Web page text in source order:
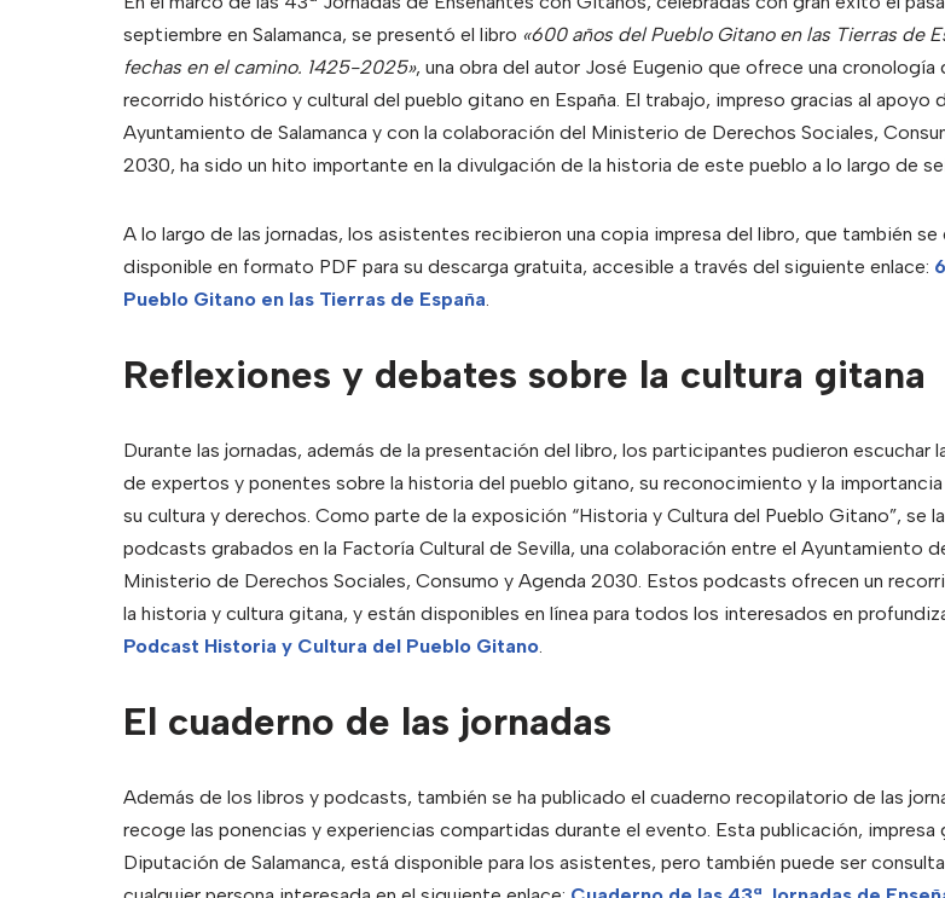
septiembre en Salamanca, se presentó el libro «600 años del Pueblo Gitano en las Tierras de
fechas en el camino. 1425-2025», una obra del autor José Eugenio que ofrece una cronología
recorrido histórico y cultural del pueblo gitano en España. El trabajo, impreso gracias al apoyo
Ayuntamiento de Salamanca y con la colaboración del Ministerio de Derechos Sociales,
2030, ha sido un hito importante en la divulgación de la historia de este pueblo a lo largo de
A lo largo de las jornadas, los asistentes recibieron una copia impresa del libro, que también se
disponible en formato PDF para su descarga gratuita, accesible a través del siguiente enlace:
Pueblo Gitano en las Tierras de España.
Reflexiones y debates sobre la cultura gitana
Durante las jornadas, además de la presentación del libro, los participantes pudieron escuchar
de expertos y ponentes sobre la historia del pueblo gitano, su reconocimiento y la
su cultura y derechos. Como parte de la exposición “Historia y Cultura del Pueblo Gitano”, se
podcasts grabados en la Factoría Cultural de Sevilla, una colaboración entre el Ayuntamiento
Ministerio de Derechos Sociales, Consumo y Agenda 2030. Estos podcasts ofrecen un
la historia y cultura gitana, y están disponibles en línea para todos los interesados en
Podcast Historia y Cultura del Pueblo Gitano.
El cuaderno de las jornadas
Además de los libros y podcasts, también se ha publicado el cuaderno recopilatorio de las
recoge las ponencias y experiencias compartidas durante el evento. Esta publicación, impresa
Diputación de Salamanca, está disponible para los asistentes, pero también puede ser